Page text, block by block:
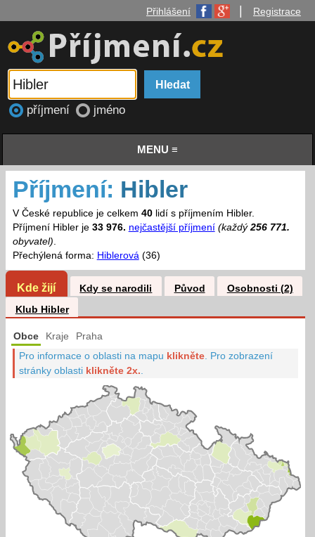
Přihlášení Registrace
příjmení jméno
MENU ≡
Příjmení: Hibler
V České republice je celkem 40lidí s příjmením Hibler.
Příjmení Hibler je 33 976. nejčastější příjmení (každý256 771.
obyvatel).
Přechýlená forma: Hiblerová(36)
Kde žijí Kdy se narodili Původ
Osobnosti (2)
Klub Hibler
Obce Kraje Praha
Pro informace o oblasti na mapu klikněte Pro zobrazení
stránky oblasti klikněte 2x.